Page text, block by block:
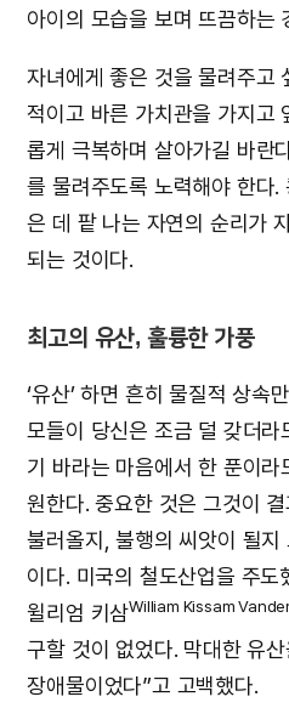
아이의 모습을 보며 뜨끔하는
자녀에게 좋은 것을 물려주고
적이고 바른 가치관을 가지고
롭게 극복하며 살아가길 바란
를 물려주도록 노력해야 한다
은 데 팥 나는 자연의 순리가
되는 것이다.
최고의 유산, 훌륭한 가풍
‘유산’ 하면 흔히 물질적 상속
모들이 당신은 조금 덜 갖더
기 바라는 마음에서 한 푼이
원한다. 중요한 것은 그것이
불러올지, 불행의 씨앗이 될
이다. 미국의 철도산업을 주
윌리엄 키삼William Kissam
구할 것이 없었다. 막대한 유
장애물이었다”고 고백했다.